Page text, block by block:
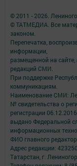
© 2011 - 2026.
© ТАТМЕДИА. Все
законом.
Перепечатка,
информации,
размещенной на
редакций СМИ.
При поддержке
коммуникациям.
Наименование СМИ:
№ свидетельства о
регистрации 06.12.2016
выдано Федеральной
информационных
ФИО главного
Адрес редакции:
Татарстан, г.